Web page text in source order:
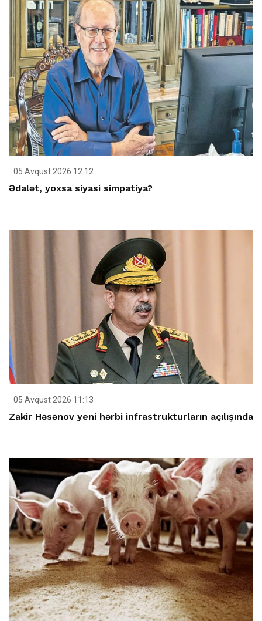
05 Avqust 2026 12:12
Ədalət, yoxsa siyasi simpatiya?
05 Avqust 2026 11:13
Zakir Həsənov yeni hərbi infrastrukturların açılışında